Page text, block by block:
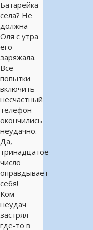
Батарейка
села? Не
должна –
Оля с утра
его
заряжала.
Все
попытки
включить
несчастный
телефон
окончились
неудачно.
Да,
тринадцатое
число
оправдывает
себя!
Ком
неудач
застрял
где-то в